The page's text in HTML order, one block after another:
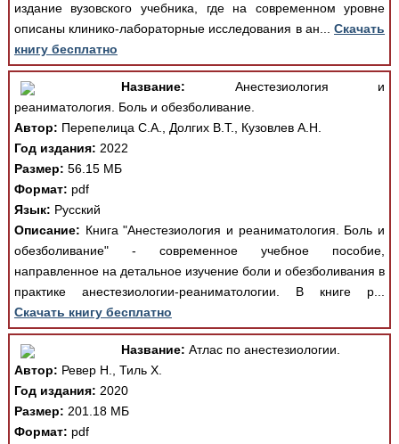
издание вузовского учебника, где на современном уровне
описаны клинико-лабораторные исследования в ан...Скачать
книгу бесплатно
Название: Анестезиология и
реаниматология. Боль и обезболивание.
Автор: Перепелица С.А., Долгих В.Т., Кузовлев А.Н.
Год издания: 2022
Размер: 56.15 МБ
Формат: pdf
Язык: Русский
Описание: Книга "Анестезиология и реаниматология. Боль и
обезболивание" - современное учебное пособие,
направленное на детальное изучение боли и обезболивания в
практике анестезиологии-реаниматологии. В книге р...
Скачать книгу бесплатно
Название: Атлас по анестезиологии.
Автор: Ревер Н., Тиль Х.
Год издания: 2020
Размер: 201.18 МБ
Формат: pdf